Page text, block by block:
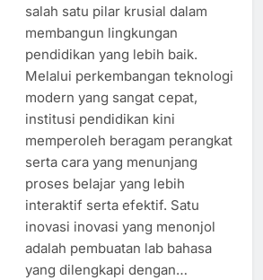
salah satu pilar krusial dalam
membangun lingkungan
pendidikan yang lebih baik.
Melalui perkembangan teknologi
modern yang sangat cepat,
institusi pendidikan kini
memperoleh beragam perangkat
serta cara yang menunjang
proses belajar yang lebih
interaktif serta efektif. Satu
inovasi inovasi yang menonjol
adalah pembuatan lab bahasa
yang dilengkapi dengan…